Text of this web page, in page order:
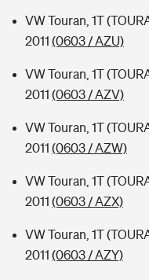
VW Touran, 1T
2011 (0603 / AZU)
VW Touran, 1T
2011 (0603 / AZV)
VW Touran, 1T
2011 (0603 / AZW)
VW Touran, 1T
2011 (0603 / AZX)
VW Touran, 1T
2011 (0603 / AZY)